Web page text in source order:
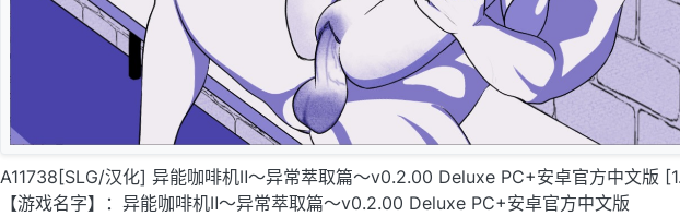
A11738[SLG/汉化] 异能咖啡机Ⅱ～异常萃取篇～v0.2.00 Deluxe PC+安卓官方中文版
【游戏名字】：异能咖啡机Ⅱ～异常萃取篇～v0.2.00 Deluxe PC+安卓官方中文版